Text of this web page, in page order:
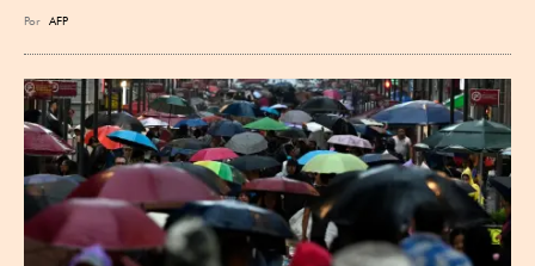
Por AFP